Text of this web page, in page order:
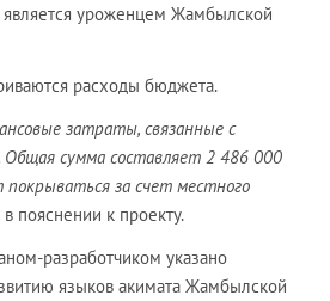
уроженцем Жамбылской
расходы бюджета.
затраты, связанные с
Общая сумма составляет 2 486 000
за счет местного
в пояснении к проекту.
разработчиком указано
языков акимата Жамбылской